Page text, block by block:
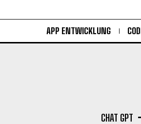
APP ENTWICKLUNG
CHAT GPT